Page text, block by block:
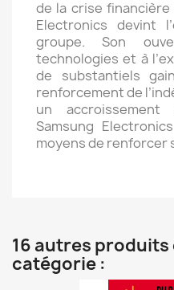
de la crise financière
Electronics devint
groupe. Son
technologies et à
de substantiels
renforcement de
un accroissement
Samsung
moyens de renforcer
16 autres produits
catégorie :